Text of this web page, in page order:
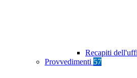
Recapiti
Provvedimenti 57